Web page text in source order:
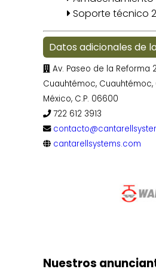
Soporte técnico
Datos adicionales de
Av. Paseo de la Reforma
Cuauhtémoc,
México, C.P. 06600
722 612 3913
cantarellsystems.com
Nuestros